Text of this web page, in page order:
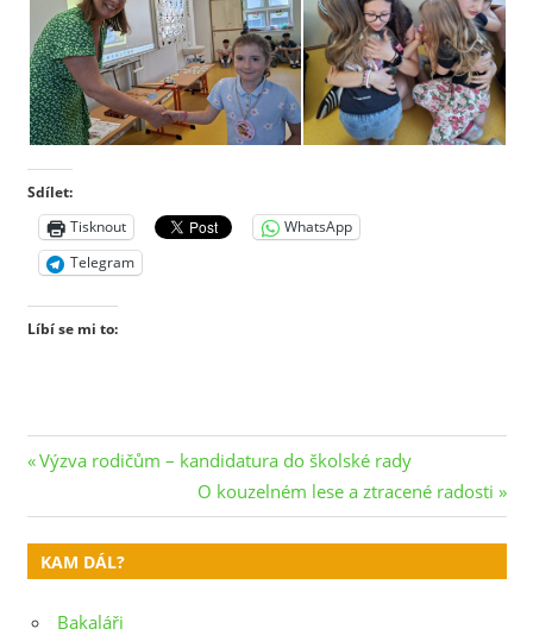
Sdílet:
Tisknout
WhatsApp
Telegram
Líbí se mi to:
Navigace
pro
příspěvek
Previous
Výzva rodičům – kandidatura do školské rady
Next
Post:
O kouzelném lese a ztracené radosti
KAM DÁL?
Bakaláři